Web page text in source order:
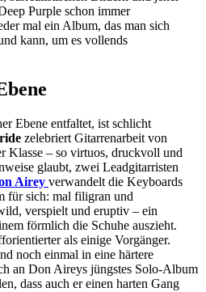
Purple schon immer
mal ein Album, das man sich
kann, um es vollends
Ebene entfaltet, ist schlicht
zelebriert Gitarrenarbeit von
Klasse – so virtuos, druckvoll und
glaubt, zwei Leadgitarristen
Airey verwandelt die Keyboards
für sich: mal filigran und
verspielt und eruptiv – ein
förmlich die Schuhe auszieht.
als einige Vorgänger.
noch einmal in eine härtere
an Don Aireys jüngstes Solo-Album
dass auch er einen harten Gang